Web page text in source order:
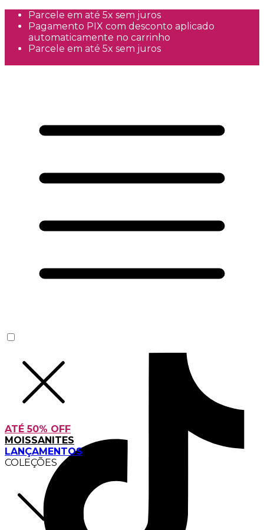
Parcele em até 5x sem juros
Pagamento PIX com desconto aplicado
automaticamente no carrinho
Parcele em até 5x sem juros
ATÉ 50% OFF
MOISSANITES
LANÇAMENTOS
COLEÇÕES